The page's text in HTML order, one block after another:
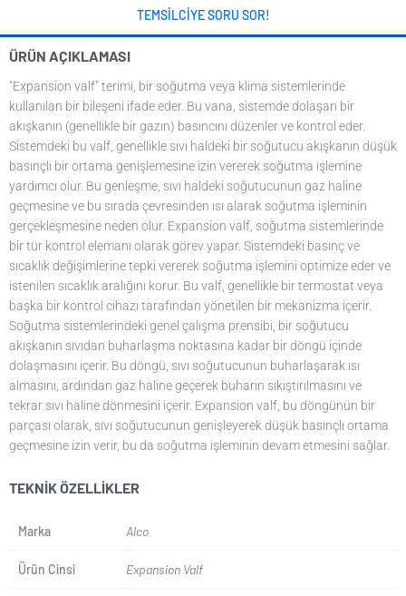
TEMSILCIYE SORU SOR!
ÜRÜN AÇIKLAMASI
"Expansion valf" terimi, bir soğutma veya klima sistemlerinde
kullanılan bir bileşeni ifade eder. Bu vana, sistemde dolaşan bir
akışkanın (genellikle bir gazın) basıncını düzenler ve kontrol eder.
Sistemdeki bu valf, genellikle sıvı haldeki bir soğutucu akışkanın düşük
basınçlı bir ortama genişlemesine izin vererek soğutma işlemine
yardımcı olur. Bu genleşme, sıvı haldeki soğutucunun gaz haline
geçmesine ve bu sırada çevresinden ısı alarak soğutma işleminin
gerçekleşmesine neden olur. Expansion valf, soğutma sistemlerinde
bir tür kontrol elemanı olarak görev yapar. Sistemdeki basınç ve
sıcaklık değişimlerine tepki vererek soğutma işlemini optimize eder ve
istenilen sıcaklık aralığını korur. Bu valf, genellikle bir termostat veya
başka bir kontrol cihazı tarafından yönetilen bir mekanizma içerir.
Soğutma sistemlerindeki genel çalışma prensibi, bir soğutucu
akışkanın sıvıdan buharlaşma noktasına kadar bir döngü içinde
dolaşmasını içerir. Bu döngü, sıvı soğutucunun buharlaşarak ısı
almasını, ardından gaz haline geçerek buharın sıkıştırılmasını ve
tekrar sıvı haline dönmesini içerir. Expansion valf, bu döngünün bir
parçası olarak, sıvı soğutucunun genişleyerek düşük basınçlı ortama
geçmesine izin verir, bu da soğutma işleminin devam etmesini sağlar.
TEKNIK ÖZELLIKLER
Marka Alco
Ürün Cinsi Expansion Valf